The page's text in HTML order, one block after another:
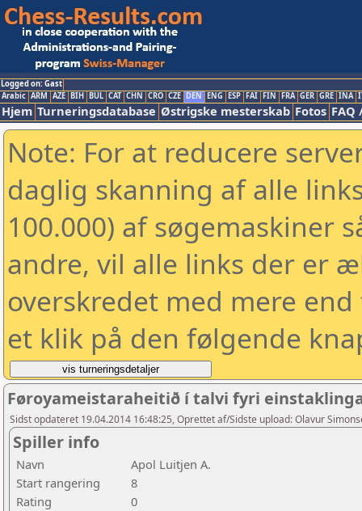
Logged on: Gast
Arabic ARM AZE BIH BUL CAT CHN CRO CZE DEN ENG ESP FAI FIN FRA GER GRE INA
Hjem Turneringsdatabase Østrigske mesterskab Fotos FAQ
Note: For at reducere
daglig skanning af alle
100.000) af søgemaskiner
andre, vil alle links der er
overskredet med mere
et klik på den følgende
Føroyameistaraheitið í talvi fyri
Sidst opdateret 19.04.2014 16:48:25, Oprettet af/Sidste upload: Olavur
Spiller info
Navn
Apol Luitjen A.
Start rangering
8
Rating
0